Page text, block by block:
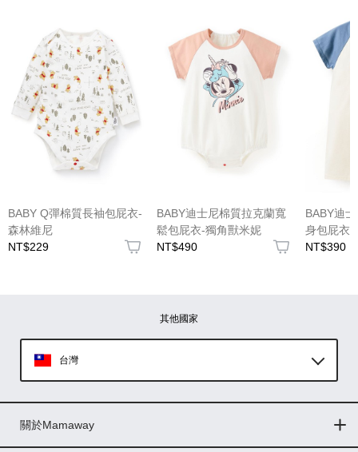
BABY Q彈棉質長袖包屁衣-
森林維尼
NT$229
BABY迪士尼棉質拉克蘭寬
鬆包屁衣-獨角獸米妮
NT$490
BABY迪
身包屁衣-
NT$390
其他國家
台灣
印尼
關於Mamaway
門市據點
最新消息
品牌故事
人力招募
媒體花絮
隱私權聲明
CSR企業社會責任